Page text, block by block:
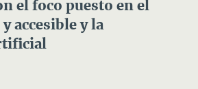
el foco puesto en el
accesible y la